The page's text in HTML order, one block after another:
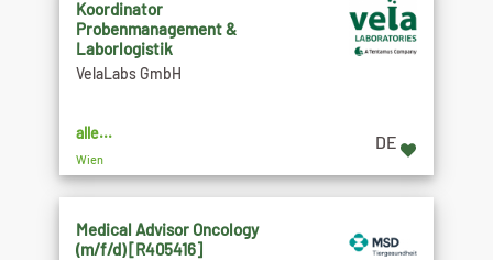
Koordinator
Probenmanagement &
Laborlogistik
VelaLabs GmbH
alle...
Wien
DE
Medical Advisor Oncology
(m/f/d) [R405416]